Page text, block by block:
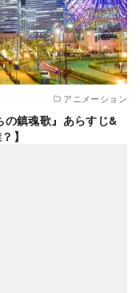
アニメーション
の鎮魂歌』あらすじ&
】